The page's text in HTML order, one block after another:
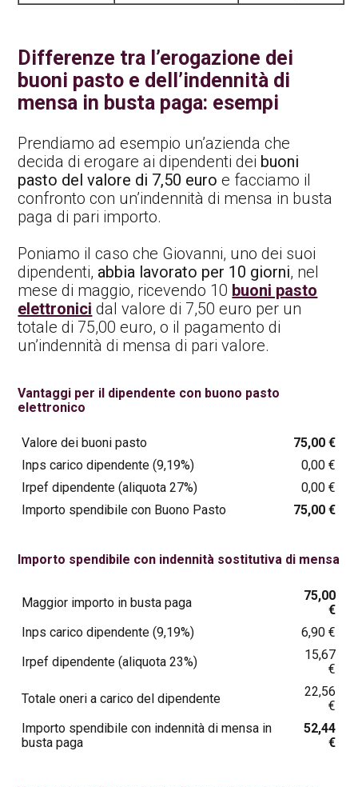
Differenze tra l’erogazione dei
buoni pasto e dell’indennità di
mensa in busta paga: esempi
Prendiamo ad esempio un’azienda che
decida di erogare ai dipendenti dei buoni
pasto del valore di 7,50 euro e facciamo il
confronto con un’indennità di mensa in busta
paga di pari importo.
Poniamo il caso che Giovanni, uno dei suoi
dipendenti, abbia lavorato per 10 giorni, nel
mese di maggio, ricevendo 10 buoni pasto
elettronici dal valore di 7,50 euro per un
totale di 75,00 euro, o il pagamento di
un’indennità di mensa di pari valore.
Vantaggi per il dipendente con buono pasto
elettronico
Valore dei buoni pasto
75,00 €
Inps carico dipendente (9,19%)
0,00 €
Irpef dipendente (aliquota 27%)
0,00 €
Importo spendibile con Buono Pasto
75,00 €
Importo spendibile con indennità sostitutiva di mensa
Maggior importo in busta paga
75,00
€
Inps carico dipendente (9,19%)
6,90 €
Irpef dipendente (aliquota 23%)
15,67
€
Totale oneri a carico del dipendente
22,56
€
Importo spendibile con indennità di mensa in
busta paga
52,44
€